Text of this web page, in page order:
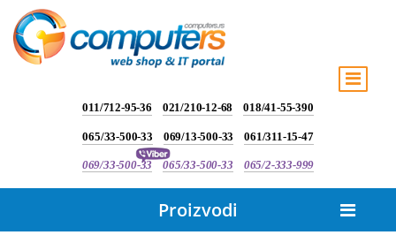
011/712-95-36 021/210-12-68 018/41-55-390
065/33-500-33 069/13-500-33 061/311-15-47
069/33-500-33 065/33-500-33 065/2-333-999
Proizvodi